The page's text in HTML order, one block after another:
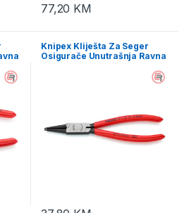
77,20 KM
Knipex Kliješta Za Seger
Osigurače Unutrašnja Ravna